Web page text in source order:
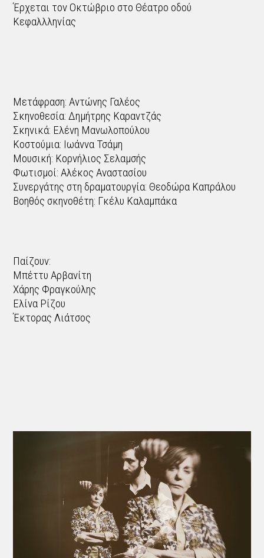
Έρχεται τον Οκτώβριο στο Θέατρο οδού
Κεφαλλληνίας
Μετάφραση: Αντώνης Γαλέος
Σκηνοθεσία: Δημήτρης Καραντζάς
Σκηνικά: Ελένη Μανωλοπούλου
Κοστούμια: Ιωάννα Τσάμη
Μουσική: Κορνήλιος Σελαμσής
Φωτισμοί: Αλέκος Αναστασίου
Συνεργάτης στη δραματουργία: Θεοδώρα Καπράλου
Βοηθός σκηνοθέτη: Γκέλυ Καλαμπάκα
Παίζουν:
Μπέττυ Αρβανίτη
Χάρης Φραγκούλης
Ελίνα Ρίζου
Έκτορας Λιάτσος